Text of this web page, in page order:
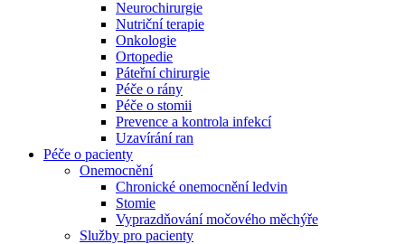
Nabídky pracovních míst
Objevte své kariérní příležitosti ​v B. Braun. Vyhledejte náš trh
Neurochirurgie
Nutriční terapie
Onkologie
Ortopedie
Páteřní chirurgie
Péče o rány
Péče o stomii
Prevence a kontrola infekcí
Uzavírání ran
Péče o pacienty
Onemocnění
Chronické onemocnění ledvin
Stomie
Vyprazdňování močového měchýře
Služby pro pacienty